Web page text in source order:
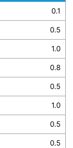
0.1
0.5
1.0
0.8
0.5
1.0
0.5
0.5